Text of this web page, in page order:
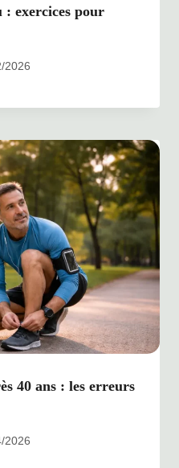
: exercices pour
2026
40 ans : les erreurs
2026